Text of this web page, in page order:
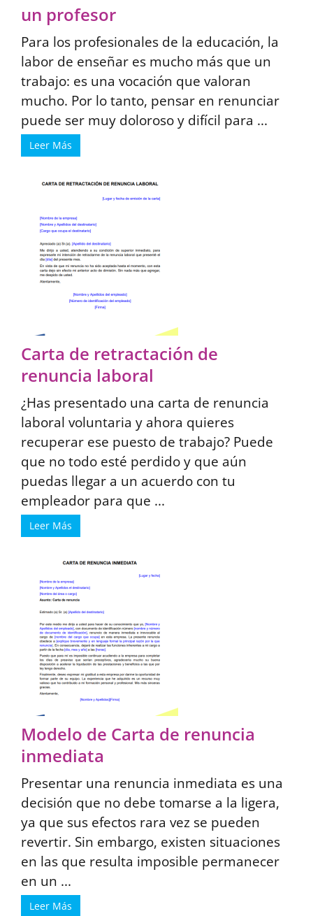
un profesor
Para los profesionales de la educación, la
labor de enseñar es mucho más que un
trabajo: es una vocación que valoran
mucho. Por lo tanto, pensar en renunciar
puede ser muy doloroso y difícil para ...
Leer Más
Carta de retractación de
renuncia laboral
¿Has presentado una carta de renuncia
laboral voluntaria y ahora quieres
recuperar ese puesto de trabajo? Puede
que no todo esté perdido y que aún
puedas llegar a un acuerdo con tu
empleador para que ...
Leer Más
Modelo de Carta de renuncia
inmediata
Presentar una renuncia inmediata es una
decisión que no debe tomarse a la ligera,
ya que sus efectos rara vez se pueden
revertir. Sin embargo, existen situaciones
en las que resulta imposible permanecer
en un ...
Leer Más